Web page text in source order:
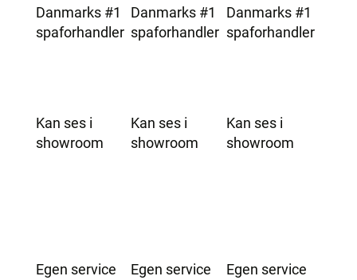
Danmarks #1
spaforhandler
Kan ses i
showroom
Egen service
Danmarks #1
spaforhandler
Kan ses i
showroom
Egen service
Danmarks #1
spaforhandler
Kan ses i
showroom
Egen service